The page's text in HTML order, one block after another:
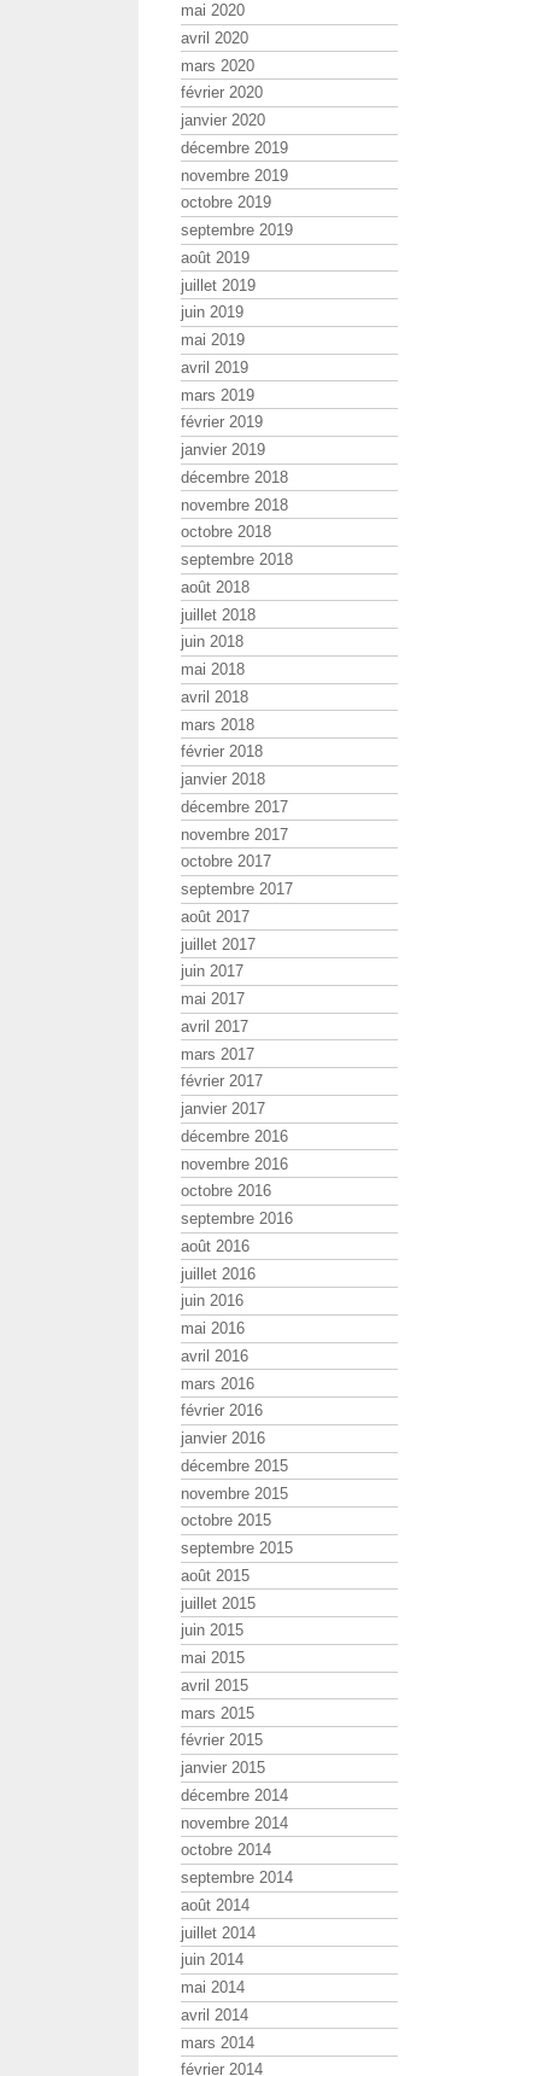
mai 2020
avril 2020
mars 2020
février 2020
janvier 2020
décembre 2019
novembre 2019
octobre 2019
septembre 2019
août 2019
juillet 2019
juin 2019
mai 2019
avril 2019
mars 2019
février 2019
janvier 2019
décembre 2018
novembre 2018
octobre 2018
septembre 2018
août 2018
juillet 2018
juin 2018
mai 2018
avril 2018
mars 2018
février 2018
janvier 2018
décembre 2017
novembre 2017
octobre 2017
septembre 2017
août 2017
juillet 2017
juin 2017
mai 2017
avril 2017
mars 2017
février 2017
janvier 2017
décembre 2016
novembre 2016
octobre 2016
septembre 2016
août 2016
juillet 2016
juin 2016
mai 2016
avril 2016
mars 2016
février 2016
janvier 2016
décembre 2015
novembre 2015
octobre 2015
septembre 2015
août 2015
juillet 2015
juin 2015
mai 2015
avril 2015
mars 2015
février 2015
janvier 2015
décembre 2014
novembre 2014
octobre 2014
septembre 2014
août 2014
juillet 2014
juin 2014
mai 2014
avril 2014
mars 2014
février 2014